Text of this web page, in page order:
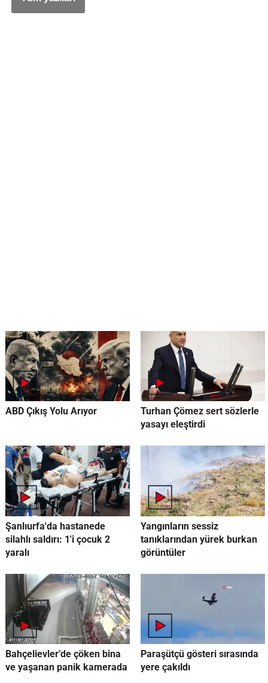
ABD Çıkış Yolu Arıyor
Turhan Çömez sert sözlerle
yasayı eleştirdi
Şanlıurfa'da hastanede
silahlı saldırı: 1'i çocuk 2
yaralı
Yangınların sessiz
tanıklarından yürek burkan
görüntüler
Bahçelievler’de çöken bina
ve yaşanan panik kamerada
Paraşütçü gösteri sırasında
yere çakıldı